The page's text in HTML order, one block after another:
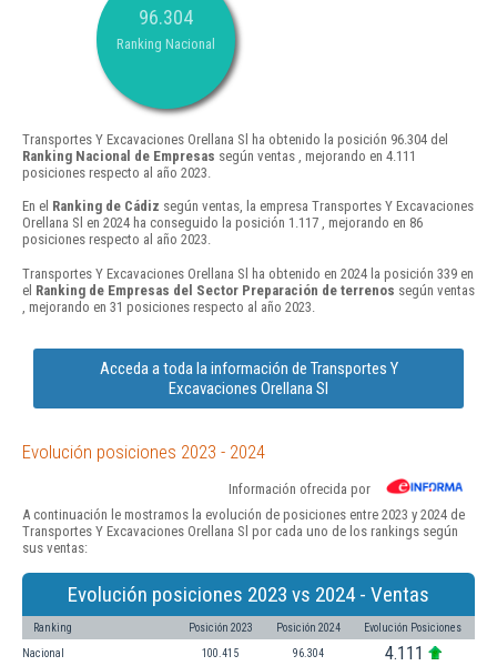
96.304
Ranking Nacional
Transportes Y Excavaciones Orellana Sl ha obtenido la posición 96.304 del
Ranking Nacional de Empresas según ventas , mejorando en 4.111
posiciones respecto al año 2023.
En el Ranking de Cádiz según ventas, la empresa Transportes Y Excavaciones
Orellana Sl en 2024 ha conseguido la posición 1.117 , mejorando en 86
posiciones respecto al año 2023.
Transportes Y Excavaciones Orellana Sl ha obtenido en 2024 la posición 339 en
el Ranking de Empresas del Sector Preparación de terrenos según ventas
, mejorando en 31 posiciones respecto al año 2023.
Acceda a toda la información de Transportes Y
Excavaciones Orellana Sl
Evolución posiciones 2023 - 2024
Información ofrecida por
A continuación le mostramos la evolución de posiciones entre 2023 y 2024 de
Transportes Y Excavaciones Orellana Sl por cada uno de los rankings según
sus ventas:
Evolución posiciones 2023 vs 2024 - Ventas
Ranking Posición 2023 Posición 2024 Evolución Posiciones
Nacional 100.415 96.304 4.111